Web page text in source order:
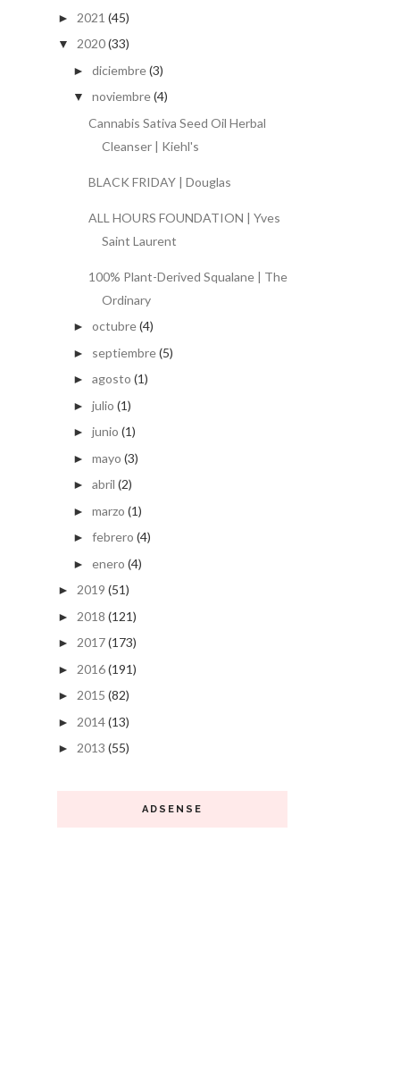
► 2021 (45)
▼ 2020(33)
► diciembre(3)
▼ noviembre(4)
Cannabis Sativa Seed Oil Herbal
Cleanser | Kiehl's
BLACK FRIDAY | Douglas
ALL HOURS FOUNDATION | Yves
Saint Laurent
100% Plant-Derived Squalane | The
Ordinary
► octubre(4)
► septiembre(5)
► agosto (1)
► julio (1)
► junio (1)
► mayo (3)
► abril (2)
► marzo (1)
► febrero (4)
► enero (4)
► 2019 (51)
► 2018 (121)
► 2017(173)
► 2016(191)
► 2015 (82)
► 2014(13)
► 2013 (55)
ADSENSE